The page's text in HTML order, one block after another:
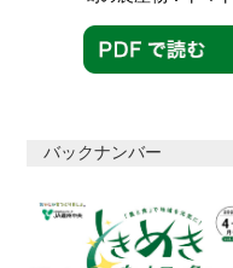
バックナンバー